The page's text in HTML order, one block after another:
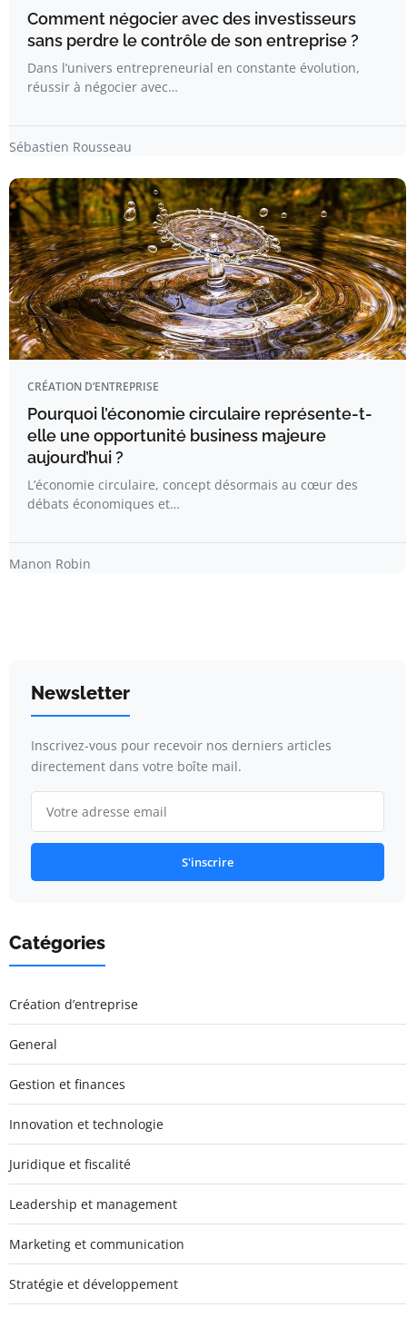
Comment négocier avec des investisseurs
sans perdre le contrôle de son entreprise ?
Dans l’univers entrepreneurial en constante évolution,
réussir à négocier avec…
Sébastien Rousseau
CRÉATION D’ENTREPRISE
Pourquoi l’économie circulaire représente-t-
elle une opportunité business majeure
aujourd’hui ?
L’économie circulaire, concept désormais au cœur des
débats économiques et…
Manon Robin
Newsletter
Inscrivez-vous pour recevoir nos derniers articles
directement dans votre boîte mail.
S'inscrire
Catégories
Création d’entreprise
General
Gestion et finances
Innovation et technologie
Juridique et fiscalité
Leadership et management
Marketing et communication
Stratégie et développement